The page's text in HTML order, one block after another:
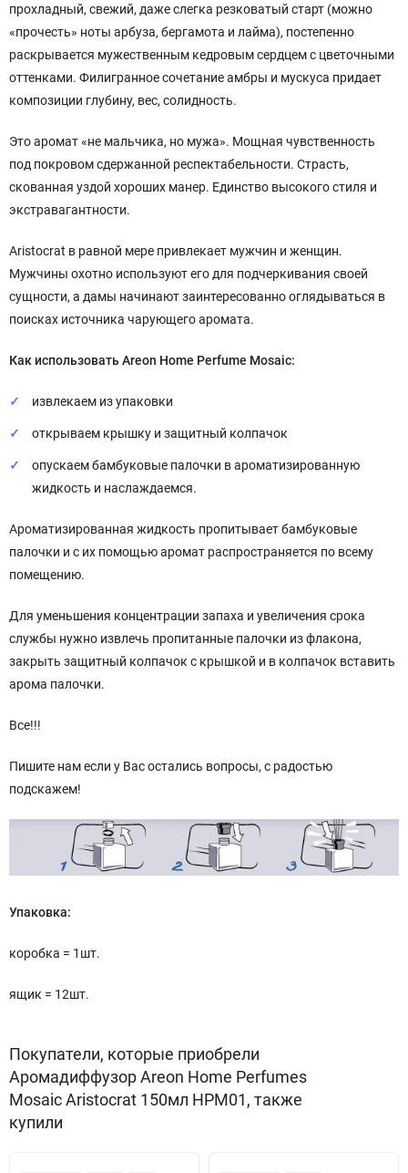
прохладный, свежий, даже слегка резковатый старт (можно
«прочесть» ноты арбуза, бергамота и лайма), постепенно
раскрывается мужественным кедровым сердцем с цветочными
оттенками. Филигранное сочетание амбры и мускуса придает
композиции глубину, вес, солидность.
Это аромат «не мальчика, но мужа». Мощная чувственность
под покровом сдержанной респектабельности. Страсть,
скованная уздой хороших манер. Единство высокого стиля и
экстравагантности.
Aristocrat в равной мере привлекает мужчин и женщин.
Мужчины охотно используют его для подчеркивания своей
сущности, а дамы начинают заинтересованно оглядываться в
поисках источника чарующего аромата.
Как использовать Areon Home Perfume Mosaic:
извлекаем из упаковки
открываем крышку и защитный колпачок
опускаем бамбуковые палочки в ароматизированную
жидкость и наслаждаемся.
Ароматизированная жидкость пропитывает бамбуковые
палочки и с их помощью аромат распространяется по всему
помещению.
Для уменьшения концентрации запаха и увеличения срока
службы нужно извлечь пропитанные палочки из флакона,
закрыть защитный колпачок с крышкой и в колпачок вставить
арома палочки.
Все!!!
Пишите нам если у Вас остались вопросы, с радостью
подскажем!
Упаковка:
коробка = 1шт.
ящик = 12шт.
Покупатели, которые приобрели
Аромадиффузор Areon Home Perfumes
Mosaic Aristocrat 150мл HPM01, также
купили